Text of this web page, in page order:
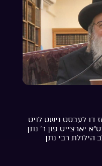
דו לעבסט נישט לויט
יארצייט פון ר’ נתן
הילולת רבי נתן